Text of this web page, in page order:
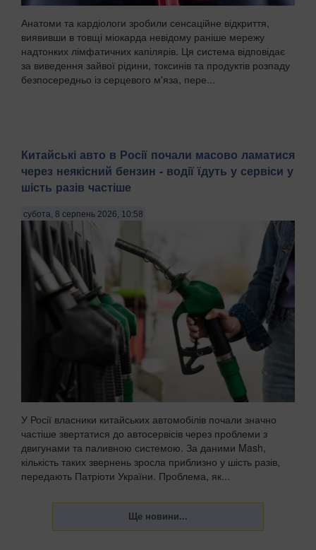
Анатоми та кардіологи зробили сенсаційне відкриття,
виявивши в товщі міокарда невідому раніше мережу
надтонких лімфатичних капілярів. Ця система відповідає
за виведення зайвої рідини, токсинів та продуктів розпаду
безпосередньо із серцевого м'яза, пере...
Китайські авто в Росії почали масово ламатися
через неякісний бензин - водії їдуть у сервіси у
шість разів частіше
субота, 8 серпень 2026, 10:58
У Росії власники китайських автомобілів почали значно
частіше звертатися до автосервісів через проблеми з
двигунами та паливною системою. За даними Mash,
кількість таких звернень зросла приблизно у шість разів,
передають Патріоти України. Проблема, як...